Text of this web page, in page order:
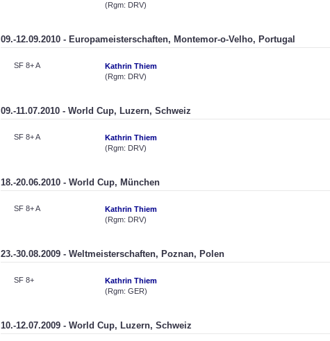
(Rgm: DRV)
09.-12.09.2010 - Europameisterschaften, Montemor-o-Velho, Portugal
SF 8+ A
Kathrin Thiem
(Rgm: DRV)
09.-11.07.2010 - World Cup, Luzern, Schweiz
SF 8+ A
Kathrin Thiem
(Rgm: DRV)
18.-20.06.2010 - World Cup, München
SF 8+ A
Kathrin Thiem
(Rgm: DRV)
23.-30.08.2009 - Weltmeisterschaften, Poznan, Polen
SF 8+
Kathrin Thiem
(Rgm: GER)
10.-12.07.2009 - World Cup, Luzern, Schweiz